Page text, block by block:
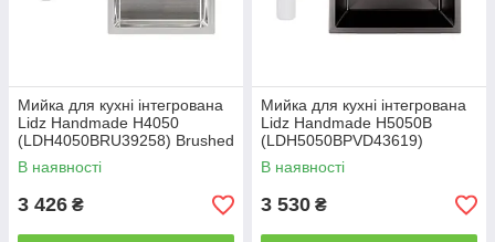
Мийка для кухні інтегрована
Lidz Handmade H4050
(LDH4050BRU39258) Brushed
Steel 3,0/1,0 мм
В наявності
3 426 ₴
Мийка для кухні інтегрована
Lidz Handmade H5050B
(LDH5050BPVD43619)
Brushed Black PVD 3,0/1,0 мм
В наявності
3 530 ₴